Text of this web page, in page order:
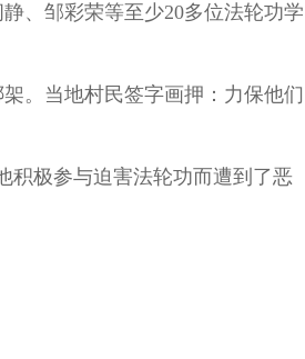
、邹彩荣等至少20多位法轮功学
。当地村民签字画押：力保他们
积极参与迫害法轮功而遭到了恶